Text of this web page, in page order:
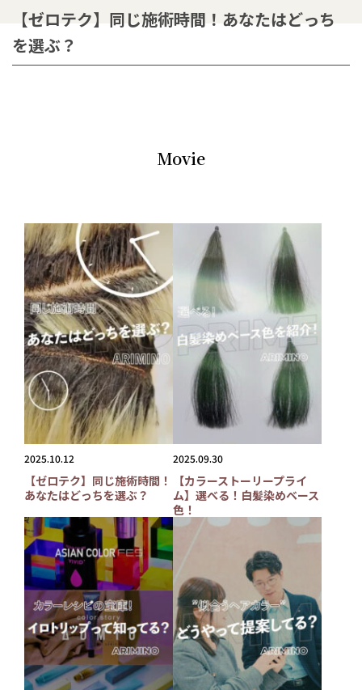
【ゼロテク】同じ施術時間！あなたはどっち
を選ぶ？
Movie
2025.10.12
【ゼロテク】同じ施術時間！
あなたはどっちを選ぶ？
2025.09.30
【カラーストーリープライ
ム】選べる！白髪染めベース
色！